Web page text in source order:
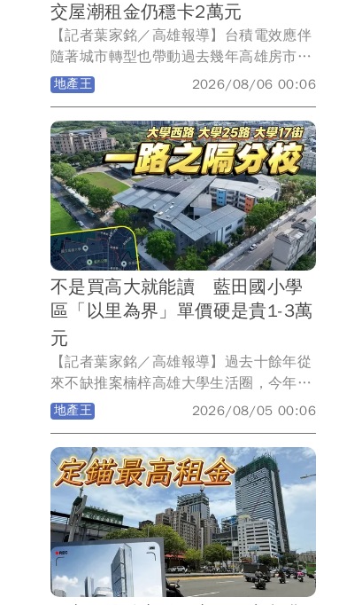
交屋潮租金仍穩卡2萬元
【記者葉家銘／高雄報導】台積電效應伴
隨著城市轉型也帶動過去幾年高雄房市買
氣，然而隨著央行信用管制導致交易動能
交屋潮來臨，高雄租金效應能否支撐，就
數據而言房東可以鬆一口氣！《壹蘋新聞
網》統計2023-2026年高雄屋齡2年內新
成屋過戶、大樓出租戶數與租金發現，所
謂的龐大交屋潮與出租潮均呈現走揚，但
近3年租金行情維持在中位數2-2.1萬元盤
整，整體市場呈現相對樂觀態勢。
地產王 2026/08/06 00:06
不是買高大就能讀 藍田國小學
區「以里為界」單價硬是貴1-3萬
元
【記者葉家銘／高雄報導】過去十餘年從
來不缺推案楠梓高雄大學生活圈，今年8
月迎來區內第2所小學藍田國小，該校屬
元，佔地2.95公頃，國小有48班，115
學年度招收25班，共計475人；非營利幼
兒園2班學生40人；公托3班學生60人，
因高雄大學屬房市熱區，在台積電效應後
吸引許多科技新貴進駐，而藍田國小校舍
剛完工招生，也吸引許多家長慕名而來，
但《壹蘋新聞網》提醒並非高雄大學重劃
區內均可就讀藍田國小，須屬藍田里才符
地產王 2026/08/05 00:06